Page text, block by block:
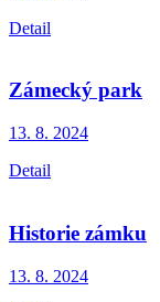
Detail
Zámecký park
13. 8. 2024
Detail
Historie zámku
13. 8. 2024